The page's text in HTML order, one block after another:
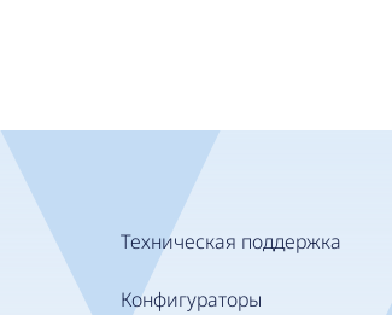
Техническая поддержка
Конфигураторы